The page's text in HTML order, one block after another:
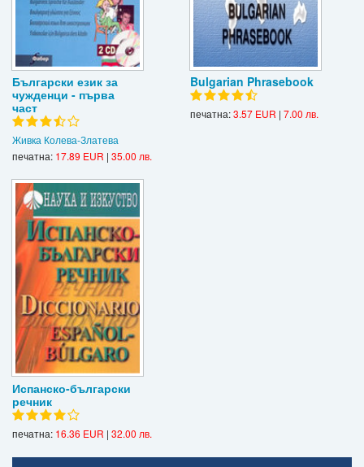
Български език за
чужденци - първа
част
Живка Колева-Златева
печатна: 17.89 EUR | 35.00 лв.
Bulgarian Phrasebook
печатна:3.57 EUR | 7.00 лв.
Испанско-български
речник
печатна: 16.36 EUR | 32.00 лв.